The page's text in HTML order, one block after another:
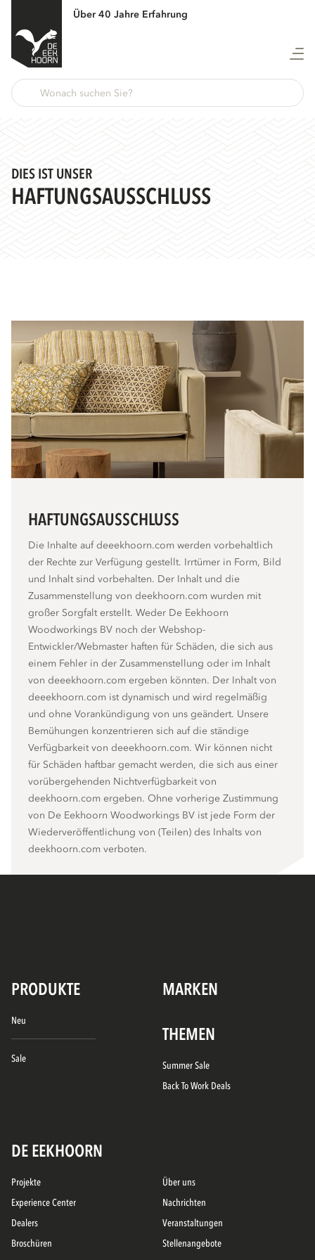
Über 40 Jahre Erfahrung
DIES IST UNSER
HAFTUNGSAUSSCHLUSS
HAFTUNGSAUSSCHLUSS
Die Inhalte auf deeekhoorn.com werden vorbehaltlich
der Rechte zur Verfügung gestellt. Irrtümer in Form, Bild
und Inhalt sind vorbehalten. Der Inhalt und die
Zusammenstellung von deekhoorn.com wurden mit
großer Sorgfalt erstellt. Weder De Eekhoorn
Woodworkings BV noch der Webshop-
Entwickler/Webmaster haften für Schäden, die sich aus
einem Fehler in der Zusammenstellung oder im Inhalt
von deeekhoorn.com ergeben könnten. Der Inhalt von
deeekhoorn.com ist dynamisch und wird regelmäßig
und ohne Vorankündigung von uns geändert. Unsere
Bemühungen konzentrieren sich auf die ständige
Verfügbarkeit von deeekhoorn.com. Wir können nicht
für Schäden haftbar gemacht werden, die sich aus einer
vorübergehenden Nichtverfügbarkeit von
deekhoorn.com ergeben. Ohne vorherige Zustimmung
von De Eekhoorn Woodworkings BV ist jede Form der
Wiederveröffentlichung von (Teilen) des Inhalts von
deekhoorn.com verboten.
PRODUKTE MARKEN
Neu
Sale
THEMEN
Summer Sale
Back To Work Deals
DE EEKHOORN
Projekte
Experience Center
Dealers
Broschüren
Über uns
Nachrichten
Veranstaltungen
Stellenangebote